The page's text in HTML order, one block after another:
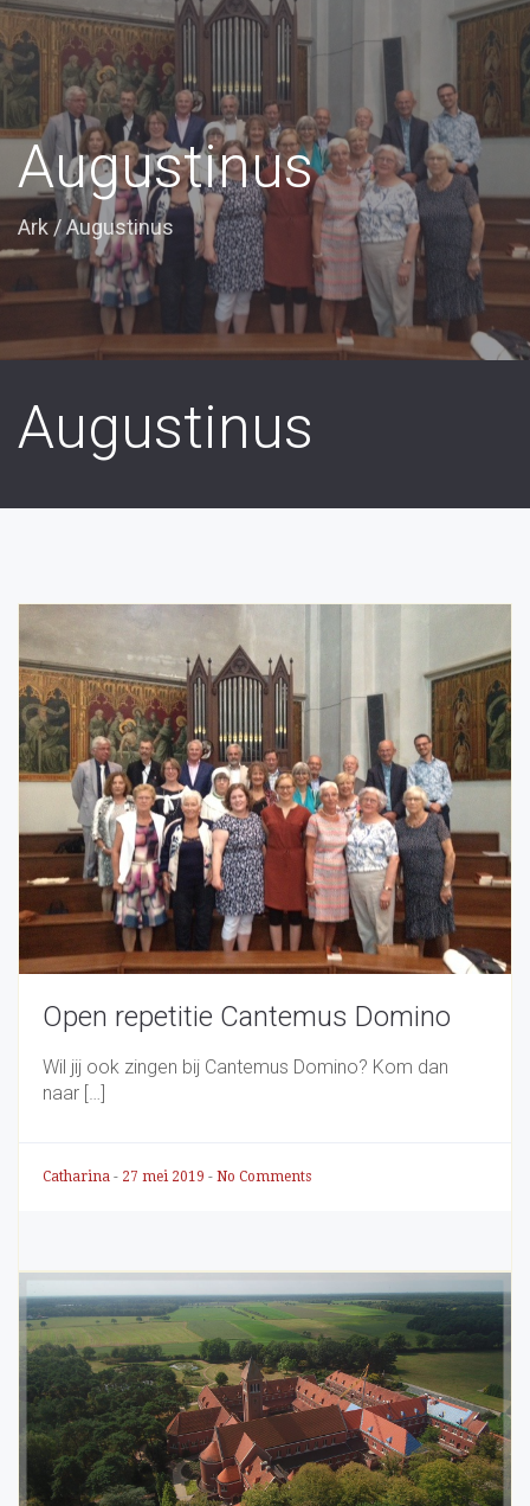
Augustinus
Ark/Augustinus
Augustinus
Open repetitie Cantemus Domino
Wil jij ook zingen bij Cantemus Domino? Kom dan
naar […]
Catharina - 27 mei 2019 - No Comments